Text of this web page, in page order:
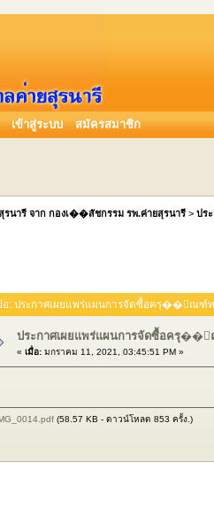
เข้าสู่ระบบ สมัครสมาชิก
รนารี จาก กองเ��สัชกรรม รพ.ค่ายสุรนารี > ปร
: ประกาศเผยแพร่แผนการจัดซื้อครุ��ัณฑ์ท
ประกาศเผยแพร่แผนการจัดซื้อครุ��ั
« เมื่อ: มกราคม 11, 2021, 03:45:51 PM »
(58.57 KB - ดาวน์โหลด 853 ครั้ง.)